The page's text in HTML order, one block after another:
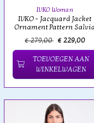
IVKO Woman
IVKO - Jacquard Jacket
Ornament Pattern
€ 279,00 € 229,00
TOEVOEGEN AAN
WINKELWAGEN